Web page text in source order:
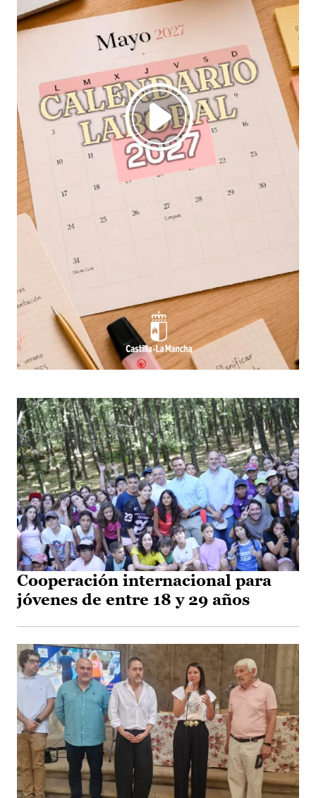
Cooperación internacional para
jóvenes de entre 18 y 29 años